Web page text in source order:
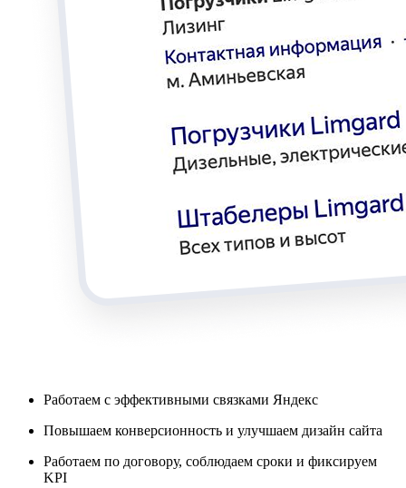
Работаем с эффективными связками Яндекс
Повышаем конверсионность и улучшаем дизайн сайта
Работаем по договору, соблюдаем сроки и фиксируем
KPI